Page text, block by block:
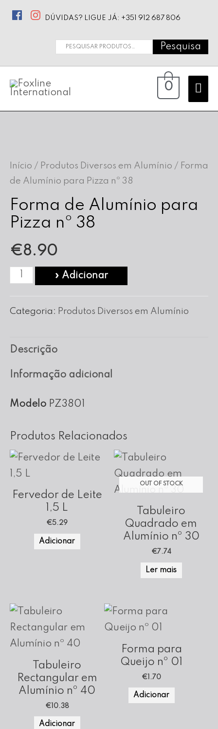
DÚVIDAS? LIGUE JÁ: +351 912 687 806
Pesquisar
Pesquisa
0
Início / Produtos Diversos em Alumínio / Forma
de Alumínio para Pizza nº 38
Forma de Alumínio para
Pizza nº 38
€8.90
Quantidade
Forma
para
Pizza
38
» Adicionar
Categoria: Produtos Diversos em Alumínio
Descrição
Informação adicional
Modelo PZ3801
Produtos Relacionados
Fervedor de Leite
1,5 L
€5.29
Adicionar
OUT OF STOCK
Tabuleiro
Quadrado em
Alumínio nº 30
€7.74
Ler mais
Tabuleiro
Rectangular em
Alumínio nº 40
€10.38
Adicionar
Forma para
Queijo nº 01
€ 1.70
Adicionar